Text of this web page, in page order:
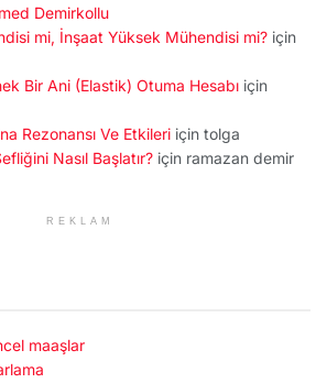
Demirkollu
mi, İnşaat Yüksek Mühendisi mi? için
Bir Ani (Elastik) Otuma Hesabı için
Rezonansı Ve Etkileri için tolga
Nasıl Başlatır? için ramazan demir
REKLAM
maaşlar